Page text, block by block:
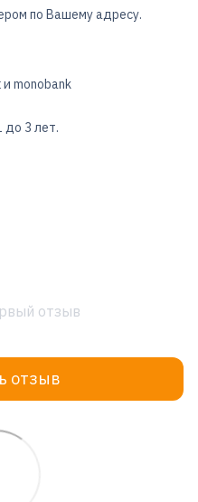
по Вашему адресу.
monobank
до 3 лет.
отзыв
отзыв